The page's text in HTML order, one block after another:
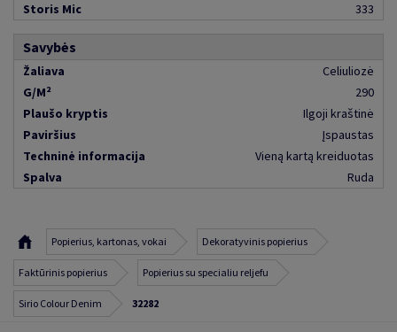
Storis Mic
333
Savybės
Žaliava
Celiuliozė
G/M²
290
Plaušo kryptis
Ilgoji kraštinė
Paviršius
Įspaustas
Techninė informacija
Vieną kartą kreiduotas
Spalva
Ruda
Popierius, kartonas, vokai Dekoratyvinis popierius
Faktūrinis popierius Popierius su specialiu reljefu
Sirio Colour Denim 32282